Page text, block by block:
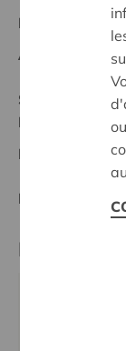
Regionales
Stand :
Brugge
Datum:
15/10/
Entscheidung:
Partner
Komerbi